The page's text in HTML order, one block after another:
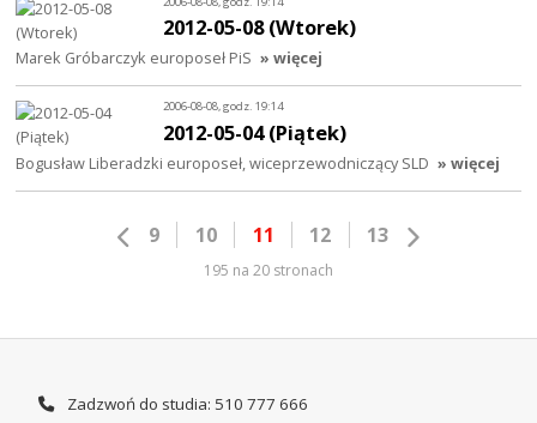
2012-05-08 (Wtorek)
Marek Gróbarczyk europoseł PiS » więcej
2006-08-08, godz. 19:14
2012-05-04 (Piątek)
Bogusław Liberadzki europoseł, wiceprzewodniczący SLD » więcej
9 10 11 12 13
195 na 20 stronach
Zadzwoń do studia: 510 777 666